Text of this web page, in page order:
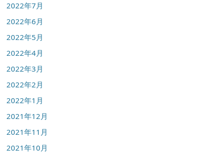
2022年7月
2022年6月
2022年5月
2022年4月
2022年3月
2022年2月
2022年1月
2021年12月
2021年11月
2021年10月